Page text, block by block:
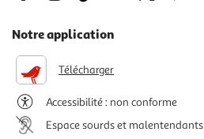
Notre application
Télécharger
Accessibilité : non conforme
Espace sourds et malentendants